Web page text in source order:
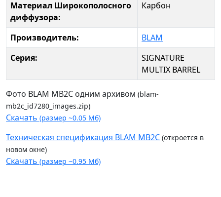
Материал Широкополосного
диффузора:
Карбон
Производитель:
BLAM
Серия:
SIGNATURE
MULTIX BARREL
Фото BLAM MB2C одним архивом (blam-
mb2c_id7280_images.zip)
Скачать (размер ~0.05 Мб)
Техническая спецификация BLAM MB2C (откроется в
новом окне)
Скачать (размер ~0.95 Мб)